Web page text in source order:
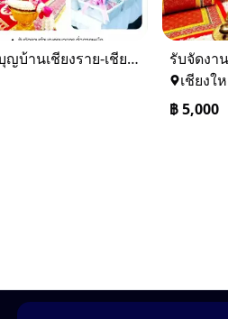
รับจัดงานทำบุญบ้านเชียงราย-เชียงใหม่ 0884158464
เชียงใ
฿5,000